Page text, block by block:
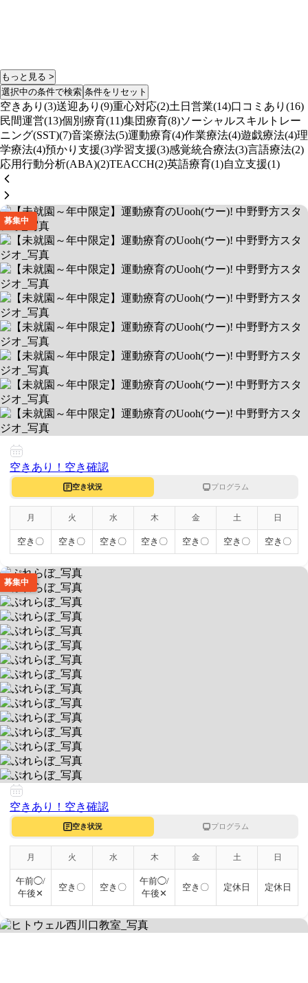
もっと見る >
選択中の条件で検索 条件をリセット
空きあり(3)送迎あり(9)重心対応(2)土日営業(14)口コミあり(16)
民間運営(13)個別療育(11)集団療育(8)ソーシャルスキルトレー
ニング(SST)(7)音楽療法(5)運動療育(4)作業療法(4)遊戯療法(4)理
学療法(4)預かり支援(3)学習支援(3)感覚統合療法(3)言語療法(2)
応用行動分析(ABA)(2)TEACCH(2)英語療育(1)自立支援(1)
募集中
【未就園～年中限定】運動療育の
Uooh(ウー)! 中野野方スタジオ
個別も集団も完全マンツーマン運動療育
送迎なし/当エリア対応 空きあり
平日 10:00 ～ 18:00 / 土 10:00 ～ 18:00
1650027 東京都中野区野方６−２−３ 駅前北口ビル２階
空きあり！ 空き確認
空き状況 プログラム
月 火 水 木 金 土 日
空き〇 空き〇 空き〇 空き〇 空き〇 空き〇 空き〇
募集中
ぷれらぼ
運動療育特化！全ての学びはあそびから
送迎なし/当エリア対応
平日 9:30〜17:00 / 土
東京都中野区若宮３−３−１１家政ハイツ１A
空きあり！ 空き確認
空き状況 プログラム
月 火 水 木 金 土 日
午前◯/
午後✕
空き〇 空き〇
午前◯/
午後✕
空き〇 定休日 定休日